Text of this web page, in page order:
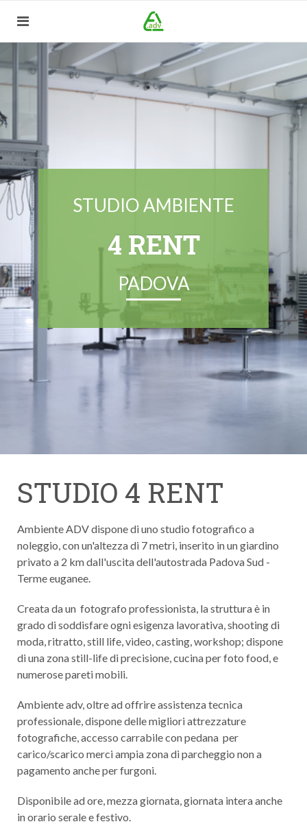
STUDIO AMBIENTE
4 RENT
PADOVA
STUDIO 4 RENT
Ambiente ADV dispone di uno studio fotografico a
noleggio, con un'altezza di 7 metri, inserito in un giardino
privato a 2 km dall'uscita dell'autostrada Padova Sud -
Terme euganee.
Creata da un fotografo professionista, la struttura è in
grado di soddisfare ogni esigenza lavorativa, shooting di
moda, ritratto, still life, video, casting, workshop; dispone
di una zona still-life di precisione, cucina per foto food, e
numerose pareti mobili.
Ambiente adv, oltre ad offrire assistenza tecnica
professionale, dispone delle migliori attrezzature
fotografiche, accesso carrabile con pedana per
carico/scarico merci ampia zona di parcheggio non a
pagamento anche per furgoni.
Disponibile ad ore, mezza giornata, giornata intera anche
in orario serale e festivo.